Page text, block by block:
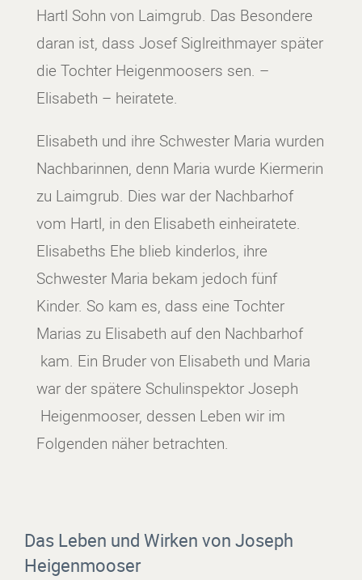
Hartl Sohn von Laimgrub. Das Besondere
daran ist, dass Josef Siglreithmayer später
die Tochter Heigenmoosers sen. –
Elisabeth – heiratete.
Elisabeth und ihre Schwester Maria wurden
Nachbarinnen, denn Maria wurde Kiermerin
zu Laimgrub. Dies war der Nachbarhof
vom Hartl, in den Elisabeth einheiratete.
Elisabeths Ehe blieb kinderlos, ihre
Schwester Maria bekam jedoch fünf
Kinder. So kam es, dass eine Tochter
Marias zu Elisabeth auf den Nachbarhof
kam. Ein Bruder von Elisabeth und Maria
war der spätere Schulinspektor Joseph
Heigenmooser, dessen Leben wir im
Folgenden näher betrachten.
Das Leben und Wirken von Joseph
Heigenmooser